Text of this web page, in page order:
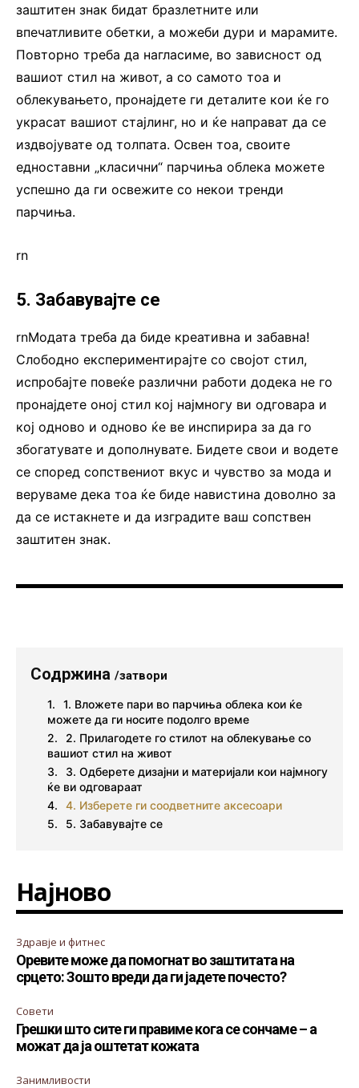
заштитен знак бидат бразлетните или
впечатливите обетки, а можеби дури и марамите.
Повторно треба да нагласиме, во зависност од
вашиот стил на живот, а со самото тоа и
облекувањето, пронајдете ги деталите кои ќе го
украсат вашиот стајлинг, но и ќе направат да се
издвојувате од толпата. Освен тоа, своите
едноставни „класични“ парчиња облека можете
успешно да ги освежите со некои тренди
парчиња.
rn
5. Забавувајте се
rnМодата треба да биде креативна и забавна!
Слободно експериментирајте со својот стил,
испробајте повеќе различни работи додека не го
пронајдете оној стил кој најмногу ви одговара и
кој одново и одново ќе ве инспирира за да го
збогатувате и дополнувате. Бидете свои и водете
се според сопствениот вкус и чувство за мода и
веруваме дека тоа ќе биде навистина доволно за
да се истакнете и да изградите ваш сопствен
заштитен знак.
Содржина /затвори
1. Вложете пари во парчиња облека кои ќе
можете да ги носите подолго време
2. Прилагодете го стилот на облекување со
вашиот стил на живот
3. Одберете дизајни и материјали кои најмногу
ќе ви одговараат
4. Изберете ги соодветните аксесоари
5. Забавувајте се
Најново
Здравје и фитнес
Оревите може да помогнат во заштитата на
срцето: Зошто вреди да ги јадете почесто?
Совети
Грешки што сите ги правиме кога се сончаме – а
можат да ја оштетат кожата
Занимливости